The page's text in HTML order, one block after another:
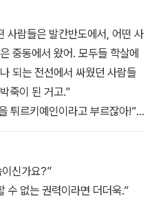
중 자행된 박해와 학살, 그리고
거를 듣고는 경악한다. 잔인한
의 순수성을 의심하는 시간 속
지 알게 된다. 마침내 진실을 마
에 저항하기로 결심하고 바그
다.
람들은 발칸반도에서, 어떤 사
중동에서 왔어. 모두들 학살에
되는 전선에서 싸웠던 사람들
죽이 된 거고.”
튀르키예인이라고 부르잖아!”
라는 단어는 학살에서 살아남
의 공동체를 말하는 거야. 새
중앙아시아에 정착한 튀르키예
신가요?”
수 없는 권력이라면 더더욱.”